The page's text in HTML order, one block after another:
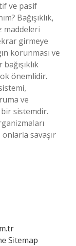
ve pasif
Bağışıklık,
maddeleri
girmeye
korunması ve
önemlidir.
ve
sistemdir.
savaşır
Sitemap